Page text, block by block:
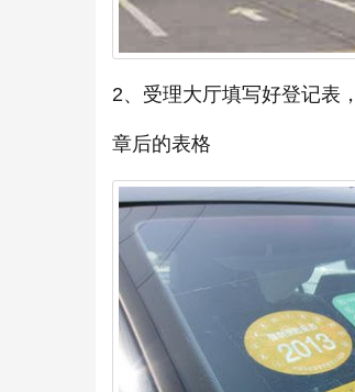
2、受理大厅填写好登记表
章后的表格